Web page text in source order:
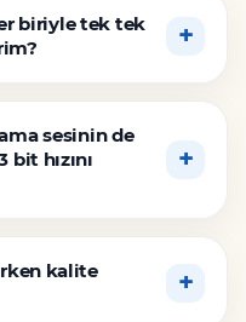
biriyle tek tek
sesinin de
hızını
kalite